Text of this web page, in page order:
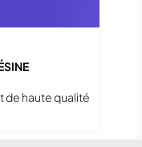
de haute qualité